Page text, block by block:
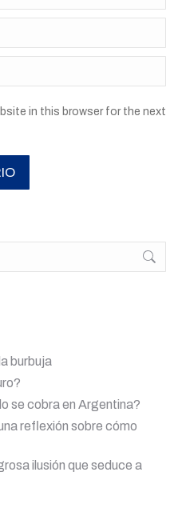
in this browser for the next
burbuja
se cobra en Argentina?
reflexión sobre cómo
ilusión que seduce a